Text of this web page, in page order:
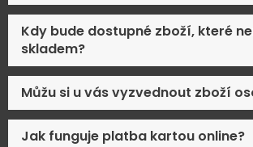
Kdy bude dostupné zboží, které
skladem?
Můžu si u vás vyzvednout zboží
Jak funguje platba kartou online?